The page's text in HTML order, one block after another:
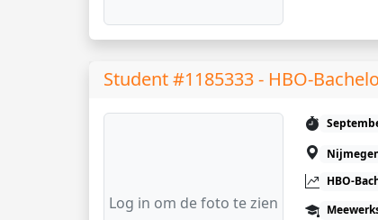
Student #1185333 - HBO-
Log in om de foto te zien
HBO-